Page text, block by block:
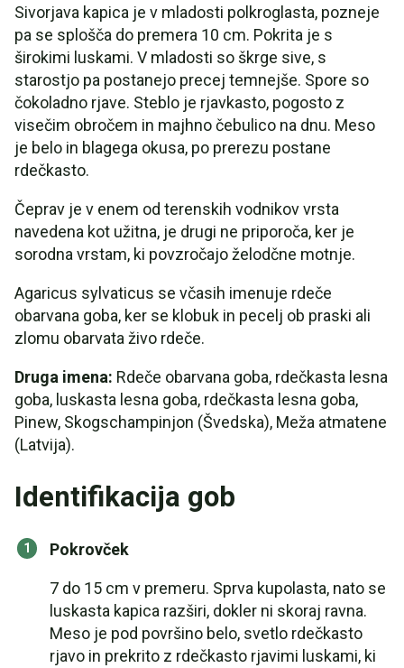
Sivorjava kapica je v mladosti polkroglasta, pozneje
pa se splošča do premera 10 cm. Pokrita je s
širokimi luskami. V mladosti so škrge sive, s
starostjo pa postanejo precej temnejše. Spore so
čokoladno rjave. Steblo je rjavkasto, pogosto z
visečim obročem in majhno čebulico na dnu. Meso
je belo in blagega okusa, po prerezu postane
rdečkasto.
Čeprav je v enem od terenskih vodnikov vrsta
navedena kot užitna, je drugi ne priporoča, ker je
sorodna vrstam, ki povzročajo želodčne motnje.
Agaricus sylvaticus se včasih imenuje rdeče
obarvana goba, ker se klobuk in pecelj ob praski ali
zlomu obarvata živo rdeče.
Druga imena: Rdeče obarvana goba, rdečkasta lesna
goba, luskasta lesna goba, rdečkasta lesna goba,
Pinew, Skogschampinjon (Švedska), Meža atmatene
(Latvija).
Identifikacija gob
Pokrovček
7 do 15 cm v premeru. Sprva kupolasta, nato se
luskasta kapica razširi, dokler ni skoraj ravna.
Meso je pod površino belo, svetlo rdečkasto
rjavo in prekrito z rdečkasto rjavimi luskami, ki